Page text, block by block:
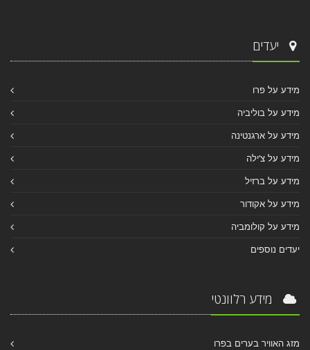
יעדים
מידע על פרו
מידע על בוליביה
מידע על ארגנטינה
מידע על צ'ילה
מידע על ברזיל
מידע על אקודור
מידע על קולומביה
יעדים נוספים
מידע רלוונטי
מזג האוויר בערים בפרו